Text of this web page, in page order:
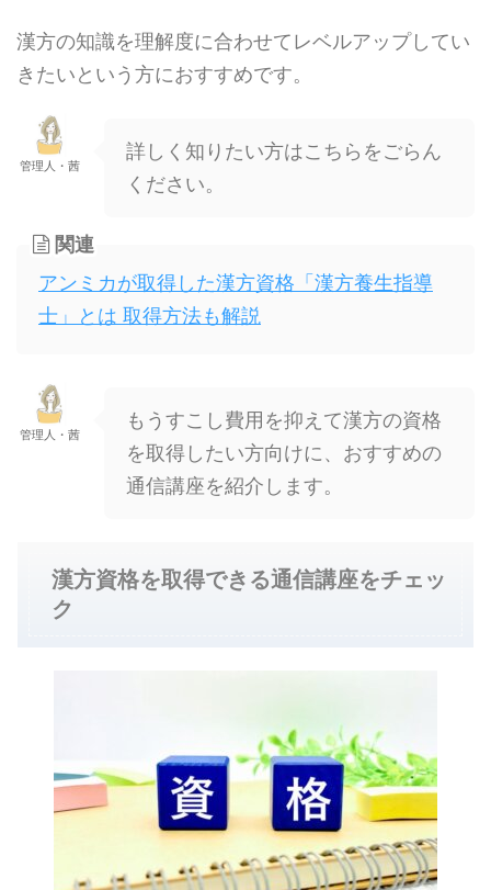
漢方の知識を理解度に合わせてレベルアップしてい
きたいという方におすすめです。
管理人・茜
詳しく知りたい方はこちらをごらん
ください。
関連
アンミカが取得した漢方資格「漢方養生指導
士」とは 取得方法も解説
管理人・茜
もうすこし費用を抑えて漢方の資格
を取得したい方向けに、おすすめの
通信講座を紹介します。
漢方資格を取得できる通信講座をチェッ
ク